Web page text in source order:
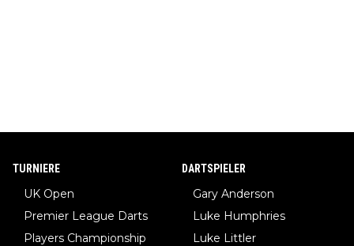
TURNIERE
UK Open
Premier League Darts
Players Championship
DARTSPIELER
Gary Anderson
Luke Humphries
Luke Littler